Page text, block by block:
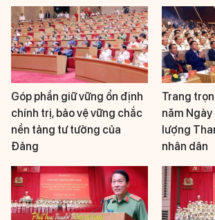
Góp phần giữ vững ổn định
chính trị, bảo vệ vững chắc
nền tảng tư tưởng của
Đảng
Trang
năm
lượng
nhân dân